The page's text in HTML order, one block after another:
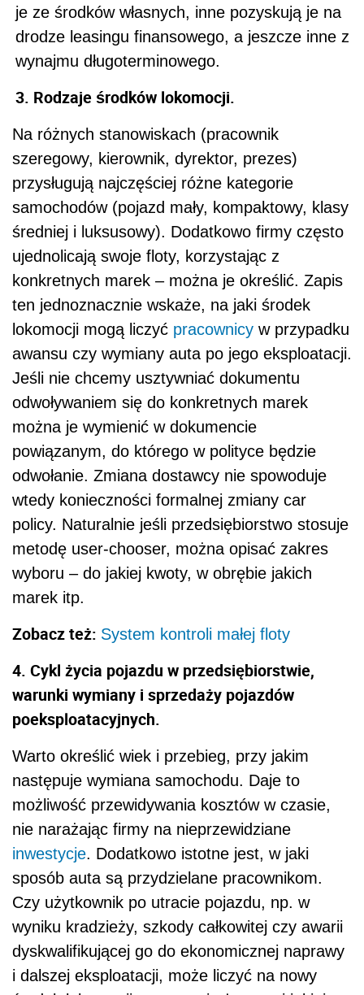
je ze środków własnych, inne pozyskują je na
drodze leasingu finansowego, a jeszcze inne z
wynajmu długoterminowego.
3. Rodzaje środków lokomocji.
Na różnych stanowiskach (pracownik
szeregowy, kierownik, dyrektor, prezes)
przysługują najczęściej różne kategorie
samochodów (pojazd mały, kompaktowy, klasy
średniej i luksusowy). Dodatkowo firmy często
ujednolicają swoje floty, korzystając z
konkretnych marek – można je określić. Zapis
ten jednoznacznie wskaże, na jaki środek
lokomocji mogą liczyć pracownicy w przypadku
awansu czy wymiany auta po jego eksploatacji.
Jeśli nie chcemy usztywniać dokumentu
odwoływaniem się do konkretnych marek
można je wymienić w dokumencie
powiązanym, do którego w polityce będzie
odwołanie. Zmiana dostawcy nie spowoduje
wtedy konieczności formalnej zmiany car
policy. Naturalnie jeśli przedsiębiorstwo stosuje
metodę user-chooser, można opisać zakres
wyboru – do jakiej kwoty, w obrębie jakich
marek itp.
Zobacz też: System kontroli małej floty
4. Cykl życia pojazdu w przedsiębiorstwie,
warunki wymiany i sprzedaży pojazdów
poeksploatacyjnych.
Warto określić wiek i przebieg, przy jakim
następuje wymiana samochodu. Daje to
możliwość przewidywania kosztów w czasie,
nie narażając firmy na nieprzewidziane
inwestycje. Dodatkowo istotne jest, w jaki
sposób auta są przydzielane pracownikom.
Czy użytkownik po utracie pojazdu, np. w
wyniku kradzieży, szkody całkowitej czy awarii
dyskwalifikującej go do ekonomicznej naprawy
i dalszej eksploatacji, może liczyć na nowy